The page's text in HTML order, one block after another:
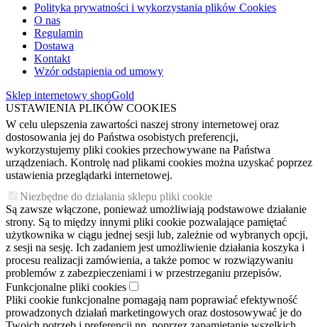
Polityka prywatności i wykorzystania plików Cookies
O nas
Regulamin
Dostawa
Kontakt
Wzór odstąpienia od umowy
Sklep internetowy shopGold
USTAWIENIA PLIKÓW COOKIES
W celu ulepszenia zawartości naszej strony internetowej oraz
dostosowania jej do Państwa osobistych preferencji,
wykorzystujemy pliki cookies przechowywane na Państwa
urządzeniach. Kontrolę nad plikami cookies można uzyskać poprzez
ustawienia przeglądarki internetowej.
Niezbędne do działania sklepu pliki cookie
Są zawsze włączone, ponieważ umożliwiają podstawowe działanie
strony. Są to między innymi pliki cookie pozwalające pamiętać
użytkownika w ciągu jednej sesji lub, zależnie od wybranych opcji,
z sesji na sesję. Ich zadaniem jest umożliwienie działania koszyka i
procesu realizacji zamówienia, a także pomoc w rozwiązywaniu
problemów z zabezpieczeniami i w przestrzeganiu przepisów.
Funkcjonalne pliki cookies
Pliki cookie funkcjonalne pomagają nam poprawiać efektywność
prowadzonych działań marketingowych oraz dostosowywać je do